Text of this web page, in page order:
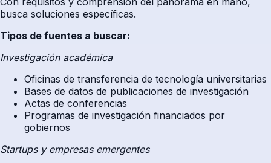
busca soluciones específicas.
Tipos de fuentes a buscar:
Investigación académica
Oficinas de transferencia de tecnología universitarias
Bases de datos de publicaciones de investigación
Actas de conferencias
Programas de investigación financiados por
gobiernos
Startups y empresas emergentes